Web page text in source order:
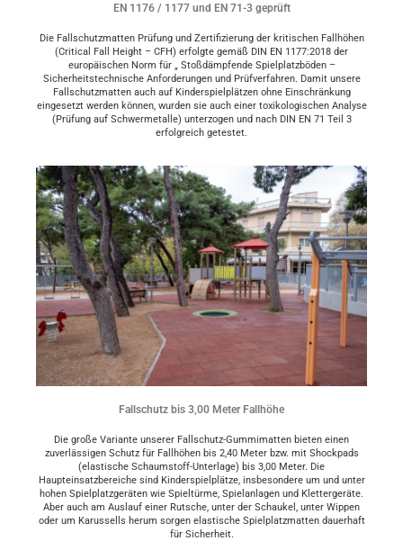
EN 1176 / 1177 und EN 71-3 geprüft
Die Fallschutzmatten Prüfung und Zertifizierung der kritischen Fallhöhen
(Critical Fall Height – CFH) erfolgte gemäß DIN EN 1177:2018 der
europäischen Norm für „ Stoßdämpfende Spielplatzböden –
Sicherheitstechnische Anforderungen und Prüfverfahren. Damit unsere
Fallschutzmatten auch auf Kinderspielplätzen ohne Einschränkung
eingesetzt werden können, wurden sie auch einer toxikologischen Analyse
(Prüfung auf Schwermetalle) unterzogen und nach DIN EN 71 Teil 3
erfolgreich getestet.
Fallschutz bis 3,00 Meter Fallhöhe
Die große Variante unserer Fallschutz-Gummimatten bieten einen
zuverlässigen Schutz für Fallhöhen bis 2,40 Meter bzw. mit Shockpads
(elastische Schaumstoff-Unterlage) bis 3,00 Meter. Die
Haupteinsatzbereiche sind Kinderspielplätze, insbesondere um und unter
hohen Spielplatzgeräten wie Spieltürme, Spielanlagen und Klettergeräte.
Aber auch am Auslauf einer Rutsche, unter der Schaukel, unter Wippen
oder um Karussells herum sorgen elastische Spielplatzmatten dauerhaft
für Sicherheit.